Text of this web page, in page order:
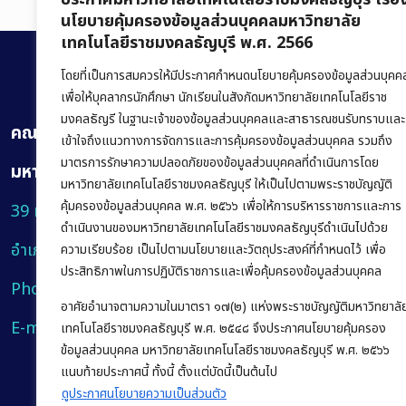
นโยบายคุ้มครองข้อมูลส่วนบุคคลมหาวิทยาลัย
เทคโนโลยีราชมงคลธัญบุรี พ.ศ. 2566
โดยที่เป็นการสมควรให้มีประกาศกำหนดนโยบายคุ้มครองข้อมูลส่วนบุคค
เพื่อให้บุคลากรนักศึกษา นักเรียนในสังกัดมหาวิทยาลัยเทคโนโลยีราช
มงคลธัญรี ในฐานะเจ้าของข้อมูลส่วนบุคคลและสาธารณชนรับทราบและ
เข้าใจถึงแนวทางการจัดการและการคุ้มครองข้อมูลส่วนบุคคล รวมถึง
มาตรการรักษาความปลอดภัยของข้อมูลส่วนบุคคลที่ดำเนินการโดย
มหาวิทยาลัยเทคโนโลยีราชมงคลธัญบุรี ให้เป็นไปตามพระราชบัญญัติ
คุ้มครองข้อมูลส่วนบุคคล พ.ศ. ๒๕๖๖ เพื่อให้การบริหารราชการและการ
ดำเนินงานของมหาวิทยาลัยเทคโนโลยีราชมงคลธัญบุรีดำเนินไปด้วย
ความเรียบร้อย เป็นไปตามนโยบายและวัตถุประสงค์ที่กำหนดไว้ เพื่อ
ประสิทธิภาพในการปฏิบัติราชการและเพื่อคุ้มครองข้อมูลส่วนบุคคล
อาศัยอำนาจตามความในมาตรา ๑๗(๒) แห่งพระราชบัญญัติมหาวิทยาลั
เทคโนโลยีราชมงคลธัญบุรี พ.ศ. ๒๕๔๘ จึงประกาศนโยบายคุ้มครอง
ข้อมูลส่วนบุคคล มหาวิทยาลัยเทคโนโลยีราชมงคลธัญบุรี พ.ศ. ๒๕๖๖
แนบท้ายประกาศนี้ ทั้งนี้ ตั้งแต่บัดนี้เป็นต้นไป
ดูประกาศนโยบายความเป็นส่วนตัว
คณะบริหารธุรกิจ
มหาวิทยาลัยเทคโนโลยีราชมงคลธัญบุรี
39 หมู่ 1 ถนนรังสิต-นครนายก ตำบลคลองหก
อำเภอคลองหลวง จังหวัดปทุมธานี 12120
Phone:
E-mail:bus@rmutt.ac.th